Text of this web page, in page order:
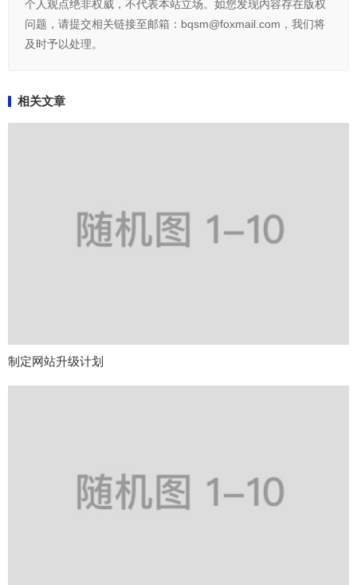
个人观点绝非权威，不代表本站立场。如您发现内容存在版权
问题，请提交相关链接至邮箱：bqsm@foxmail.com，我们将
及时予以处理。
相关文章
制定网站升级计划